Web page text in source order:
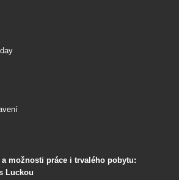
a možnosti práce i trvalého pobytu:
Luckou